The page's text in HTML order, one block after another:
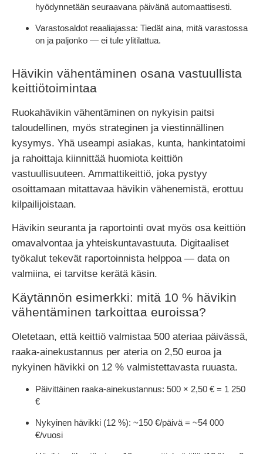
hyödynnetään seuraavana päivänä automaattisesti.
Varastosaldot reaaliajassa: Tiedät aina, mitä varastossa
on ja paljonko — ei tule ylitilattua.
Hävikin vähentäminen osana vastuullista
keittiötoimintaa
Ruokahävikin vähentäminen on nykyisin paitsi
taloudellinen, myös strateginen ja viestinnällinen
kysymys. Yhä useampi asiakas, kunta, hankintatoimi
ja rahoittaja kiinnittää huomiota keittiön
vastuullisuuteen. Ammattikeittiö, joka pystyy
osoittamaan mitattavaa hävikin vähenemistä, erottuu
kilpailijoistaan.
Hävikin seuranta ja raportointi ovat myös osa keittiön
omavalvontaa ja yhteiskuntavastuuta. Digitaaliset
työkalut tekevät raportoinnista helppoa — data on
valmiina, ei tarvitse kerätä käsin.
Käytännön esimerkki: mitä 10 % hävikin
vähentäminen tarkoittaa euroissa?
Oletetaan, että keittiö valmistaa 500 ateriaa päivässä,
raaka-ainekustannus per ateria on 2,50 euroa ja
nykyinen hävikki on 12 % valmistettavasta ruuasta.
Päivittäinen raaka-ainekustannus: 500 × 2,50 € = 1 250
€
Nykyinen hävikki (12 %): ~150 €/päivä = ~54 000
€/vuosi